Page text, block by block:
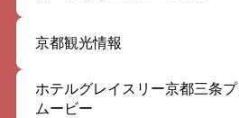
京都観光情報
ホテルグレイスリー京都三条
ムービー